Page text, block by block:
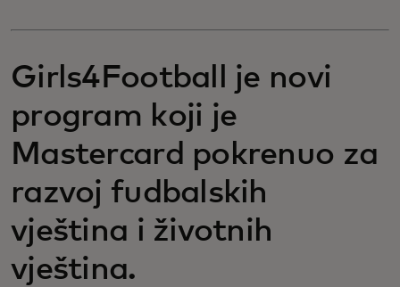
Girls4Football je novi
program koji je
Mastercard pokrenuo za
razvoj fudbalskih
vještina i životnih
vještina.